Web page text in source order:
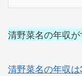
清野菜名の年収が
清野菜名の年収